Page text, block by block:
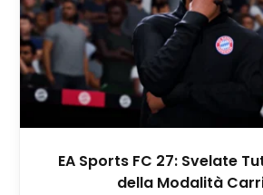
EA Sports FC 27: Svelate
della Modalità